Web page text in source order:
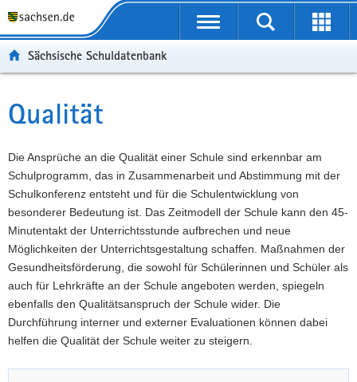
t
ü
e
r
g
r
e
i
f
e
n
d
e
r
l
a
v
i
g
a
t
i
o
n
a
t
n
h
a
l
t
W
t
r
e
I
n
f
o
r
m
a
t
i
r
i
c
e
Portalübergreifende
Suche
Sächsische Schuldatenbank
Hauptinhalt
Qualität
Die Ansprüche an die Qualität einer Schule sind erkennbar am
Schulprogramm, das in Zusammenarbeit und Abstimmung mit der
Schulkonferenz entsteht und für die Schulentwicklung von
besonderer Bedeutung ist. Das Zeitmodell der Schule kann den 45-
Minutentakt der Unterrichtsstunde aufbrechen und neue
Möglichkeiten der Unterrichtsgestaltung schaffen. Maßnahmen der
Gesundheitsförderung, die sowohl für Schülerinnen und Schüler als
auch für Lehrkräfte an der Schule angeboten werden, spiegeln
ebenfalls den Qualitätsanspruch der Schule wider. Die
Durchführung interner und externer Evaluationen können dabei
helfen die Qualität der Schule weiter zu steigern.